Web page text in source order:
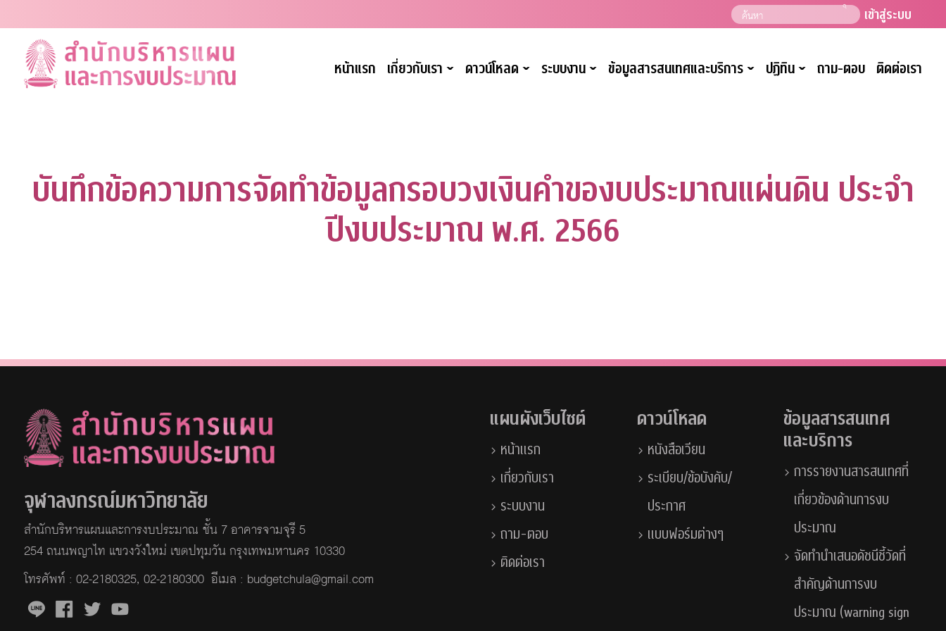
to
content
เข้าสู่ระบบ
หน้าแรก เกี่ยวกับเรา ˇ ดาวน์โหลด ˇ ระบบงานˇ ข้อมูลสารสนเทศและบริการˇ ปฏิทินˇ ถาม-ตอบ ติดต่อเรา
บันทึกข้อความการจัดทำข้อมูลกรอบวงเงินคำของบประมาณแผ่นดิน ประจำ
ปีงบประมาณ พ.ศ. 2566
จุฬาลงกรณ์มหาวิทยาลัย
สำนักบริหารแผนและการงบประมาณ ชั้น 7 อาคารจามจุรี 5
254 ถนนพญาไท แขวงวังใหม่ เขตปทุมวัน กรุงเทพมหานคร 10330
โทรศัพท์ : 02-2180325, 02-2180300 อีเมล : budgetchula@gmail.com
แผนผังเว็บไซต์
หน้าแรก
เกี่ยวกับเรา
ระบบงาน
ถาม-ตอบ
ติดต่อเรา
ดาวน์โหลด
หนังสือเวียน
ระเบียบ/ข้อบังคับ/
ประกาศ
แบบฟอร์มต่างๆ
ข้อมูลสารสนเทศ
และบริการ
การรายงานสารสนเทศที่
เกี่ยวข้องด้านการงบ
ประมาณ
จัดทำนำเสนอดัชนีชี้วัดที่
สำคัญด้านการงบ
ประมาณ (warning sign